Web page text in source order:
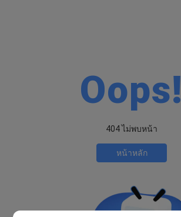
Oops!
404 ไม่พบหน้า
หน้าหลัก